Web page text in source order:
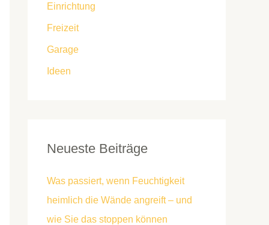
Einrichtung
Freizeit
Garage
Ideen
Neueste Beiträge
Was passiert, wenn Feuchtigkeit
heimlich die Wände angreift – und
wie Sie das stoppen können